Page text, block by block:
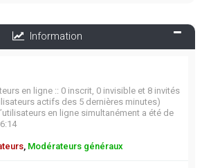
Information
en ligne :: 0 inscrit, 0 invisible et 8 invités
actifs des 5 dernières minutes)
en ligne simultanément a été de
, Modérateurs généraux